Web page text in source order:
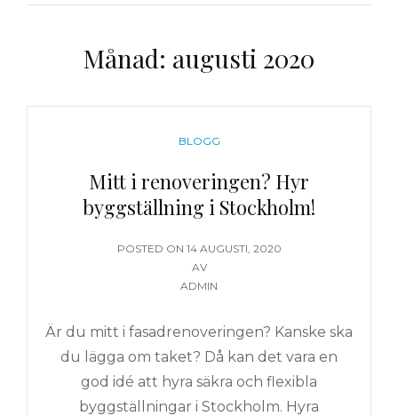
Månad: augusti 2020
KATEGORIER
BLOGG
Mitt i renoveringen? Hyr
byggställning i Stockholm!
POSTED ON PUBLICERAT
DEN
14 AUGUSTI, 2020
AV
ADMIN
Är du mitt i fasadrenoveringen? Kanske ska
du lägga om taket? Då kan det vara en
god idé att hyra säkra och flexibla
byggställningar i Stockholm. Hyra